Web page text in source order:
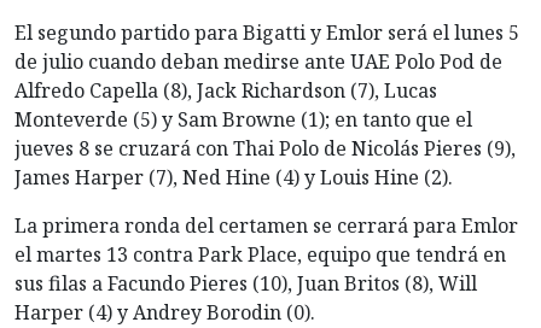
El segundo partido para Bigatti y Emlor será el lunes 5
de julio cuando deban medirse ante UAE Polo Pod de
Alfredo Capella (8), Jack Richardson (7), Lucas
Monteverde (5) y Sam Browne (1); en tanto que el
jueves 8 se cruzará con Thai Polo de Nicolás Pieres (9),
James Harper (7), Ned Hine (4) y Louis Hine (2).
La primera ronda del certamen se cerrará para Emlor
el martes 13 contra Park Place, equipo que tendrá en
sus filas a Facundo Pieres (10), Juan Britos (8), Will
Harper (4) y Andrey Borodin (0).